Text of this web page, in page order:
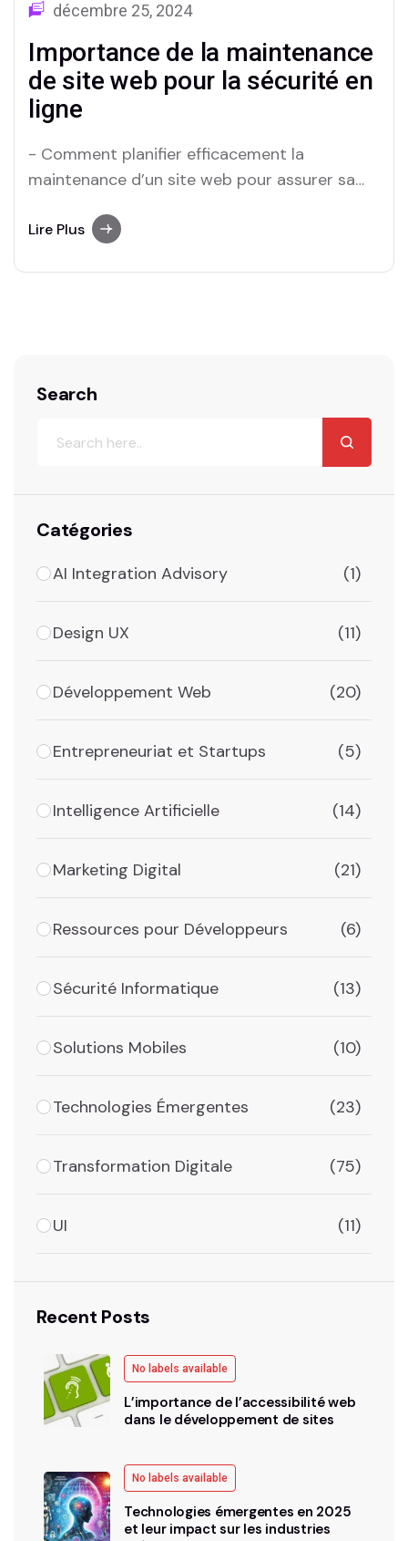
décembre 25, 2024
Importance de la maintenance
de site web pour la sécurité en
ligne
-⁤ Comment planifier efficacement la
maintenance d’un site web pour assurer ‌sa
site web pour la sécurité en⁤ ligne À l’ère
Lire Plus
Search
Catégories
AI Integration Advisory (1)
Design UX (11)
Développement Web (20)
Entrepreneuriat et Startups (5)
Intelligence Artificielle (14)
Marketing Digital (21)
Ressources pour Développeurs (6)
Sécurité Informatique (13)
Solutions Mobiles (10)
Technologies Émergentes (23)
Transformation Digitale (75)
UI (11)
Recent Posts
No labels available
L’importance de l’accessibilité web
dans le développement de sites
No labels available
Technologies émergentes en 2025
et leur impact sur les industries